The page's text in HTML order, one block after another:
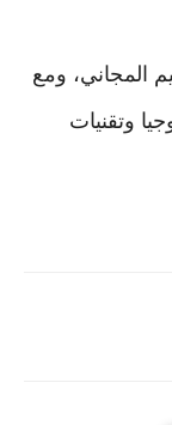
المجاني، ومع
وتقنيات